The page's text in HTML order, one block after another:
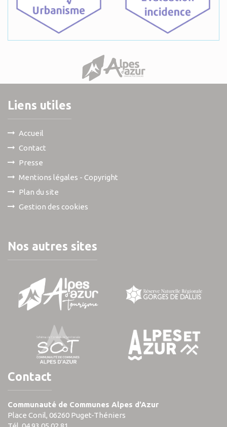
Liens utiles
Accueil
Contact
Presse
Mentions légales - Copyright
Plan du site
Gestion des cookies
Nos autres sites
Contact
Communauté de Communes Alpes d'Azur
Place Conil, 06260 Puget-Théniers